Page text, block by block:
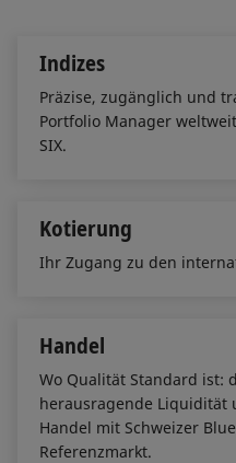
Indizes
Präzise, zugänglich und
Portfolio Manager
SIX.
Kotierung
Ihr Zugang zu den
Handel
Wo Qualität Standard ist:
herausragende
Handel mit Schweizer
Referenzmarkt.